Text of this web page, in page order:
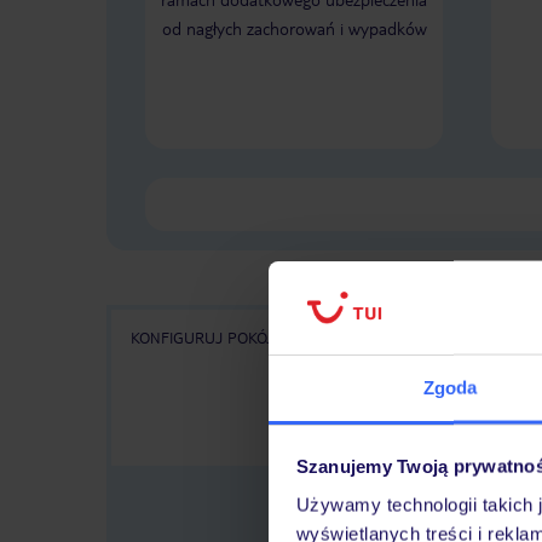
Zgoda
Szanujemy Twoją
Używamy technologii
wyświetlanych treści i
od nagłych zachorowań i wypadków
KONFIGURUJ POKÓJ